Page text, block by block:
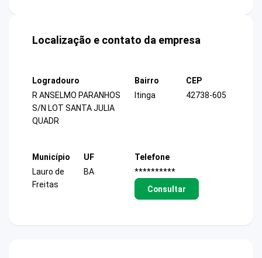
Localização e contato da empresa
Logradouro
R ANSELMO PARANHOS
S/N LOT SANTA JULIA
QUADR
Bairro
Itinga
CEP
42738-605
Município
Lauro de
Freitas
UF
BA
Telefone
**********
Consultar